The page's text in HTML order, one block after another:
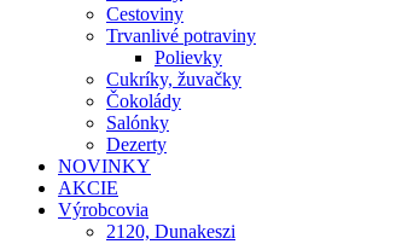
Cestoviny
Trvanlivé potraviny
Polievky
Cukríky, žuvačky
Čokolády
Salónky
Dezerty
NOVINKY
AKCIE
Výrobcovia
2120, Dunakeszi